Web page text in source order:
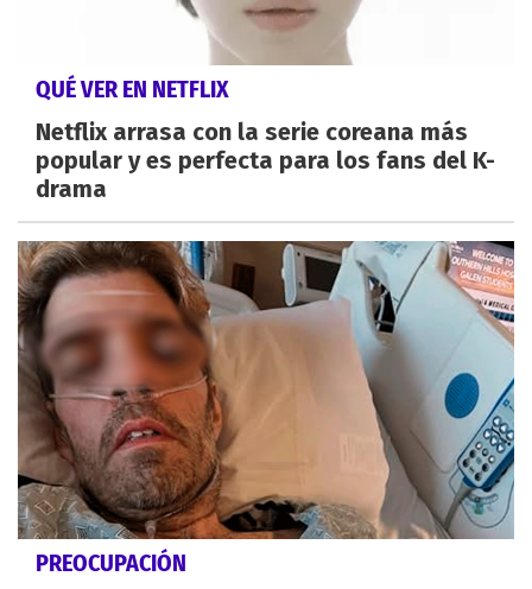
QUÉ VER EN NETFLIX
Netflix arrasa con la serie coreana más
popular y es perfecta para los fans del K-
drama
PREOCUPACIÓN